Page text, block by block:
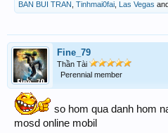
BAN BUI TRAN Tinhmai0fai Las Vegas
Fine_79
Thần Tài
Perennial member
so hom qua danh hom
mosd online mobil